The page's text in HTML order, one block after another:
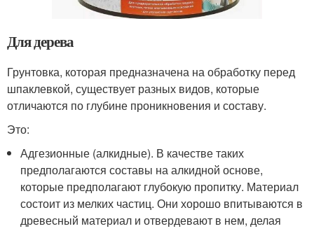
Для дерева
Грунтовка, которая предназначена на обработку перед
шпаклевкой, существует разных видов, которые
отличаются по глубине проникновения и составу.
Это:
Адгезионные (алкидные). В качестве таких
предполагаются составы на алкидной основе,
которые предполагают глубокую пропитку. Материал
состоит из мелких частиц. Они хорошо впитываются в
древесный материал и отвердевают в нем, делая